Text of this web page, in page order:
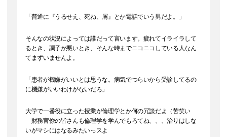
「普通に『うるせえ、死ね、屑』とか電話でいう男だよ。」
そんなの状況によっては誰だって言います。疲れてイライラして
るとき、調子が悪いとき、そんな時までニコニコしている人なん
てまずいませんよ。
「患者が機嫌がいいとは思うな。病気でつらいから受診してるの
に機嫌がいいわけがないだろ」
大学で一番役に立った授業が倫理学とか何の冗談だよ（苦笑い
財務官僚の皆さんも倫理学を学んでもろてね、、、治りはしな
いがマシにはなるみたいっスよ